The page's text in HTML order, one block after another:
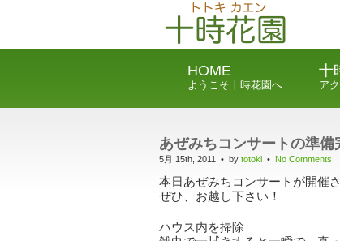
HOME
ようこそ十時花園へ
十
ア
あぜみちコンサートの準備
5月 15th, 2011 • by totoki • No Comments
本日あぜみちコンサートが開催さ
ぜひ、お越し下さい！
ハウス内を掃除